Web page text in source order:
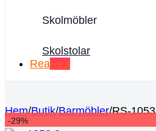
Skolmöbler
Skolstolar
Rea
Hem/Butik/Barmöbler/RS-1053
-29%